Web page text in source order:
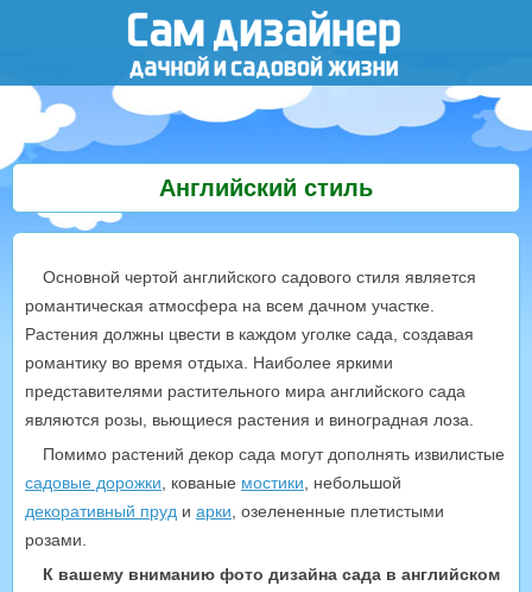
Английский стиль
Основной чертой английского садового стиля является
романтическая атмосфера на всем дачном участке.
Растения должны цвести в каждом уголке сада, создавая
романтику во время отдыха. Наиболее яркими
представителями растительного мира английского сада
являются розы, вьющиеся растения и виноградная лоза.
Помимо растений декор сада могут дополнять извилистые
садовые дорожки , кованые мостики , небольшой
декоративный пруд и арки , озелененные плетистыми
розами.
К вашему вниманию фото дизайна сада в английском